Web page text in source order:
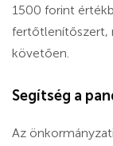
1500 forint
fertőtlenítőszert,
követően.
Segítség a
Az